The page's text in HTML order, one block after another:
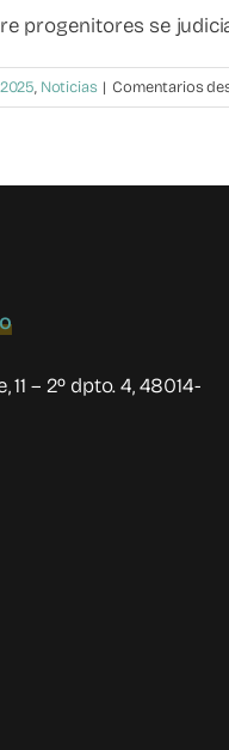
progenitores se
2025, Noticias | Comentarios
– 2º dpto. 4, 48014-